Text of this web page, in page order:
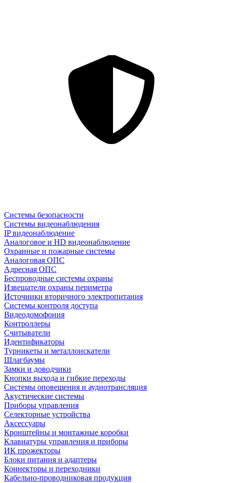
Системы безопасности
Системы видеонаблюдения
IP видеонаблюдение
Аналоговое и HD видеонаблюдение
Охранные и пожарные системы
Аналоговая ОПС
Адресная ОПС
Беспроводные системы охраны
Извещатели охраны периметра
Источники вторичного электропитания
Системы контроля доступа
Видеодомофония
Контроллеры
Считыватели
Идентификаторы
Турникеты и металлоискатели
Шлагбаумы
Замки и доводчики
Кнопки выхода и гибкие переходы
Системы оповещения и аудиотрансляция
Акустические системы
Приборы управления
Селекторные устройства
Аксессуары
Кронштейны и монтажные коробки
Клавиатуры управления и приборы
ИК прожекторы
Блоки питания и адаптеры
Коннекторы и переходники
Кабельно-проводниковая продукция